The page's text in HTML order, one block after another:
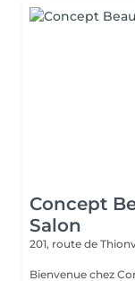
Concept
Salon
201, route de
Bienvenue chez Concept Beauté